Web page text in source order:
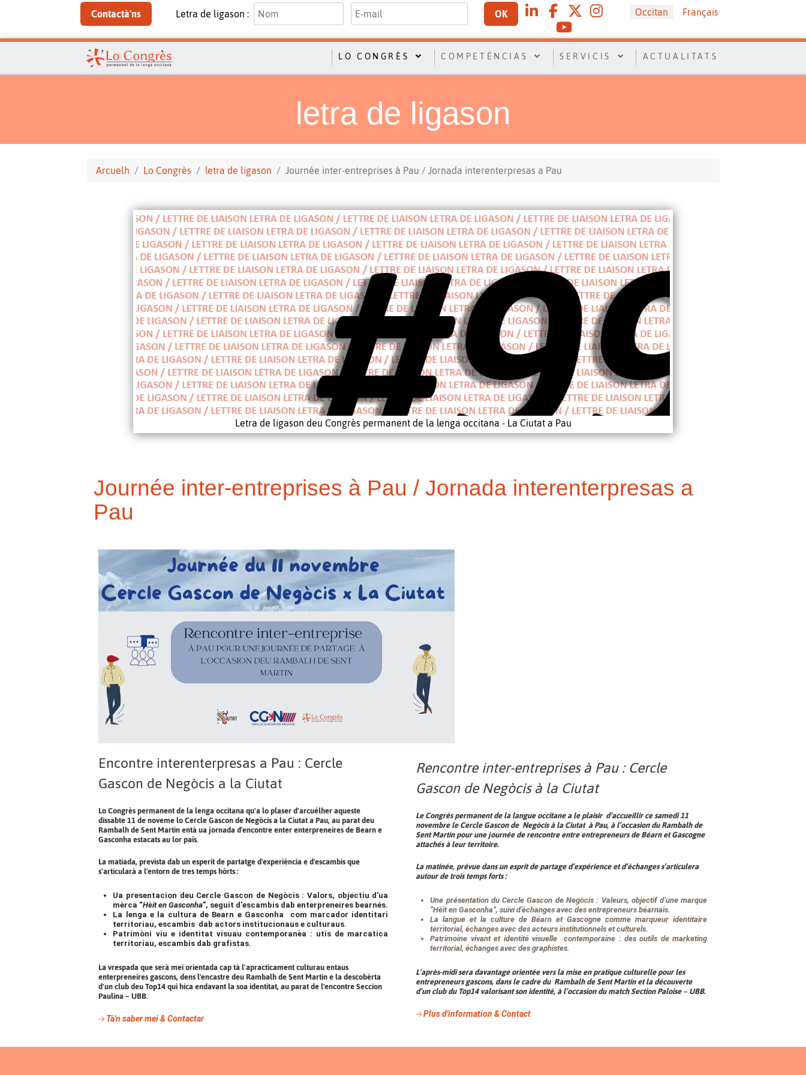
Contactà'ns Letra de ligason : OK Sélectionnez votre langue
Occitan Français
LO CONGRÈS COMPETÉNCIAS SERVICIS ACTUALITATS
letra de ligason
Arcuelh Lo Congrès letra de ligason Journée inter-entreprises à Pau / Jornada interenterpresas a Pau
Letra de ligason deu Congrès permanent de la lenga occitana - La Ciutat a Pau
Journée inter-entreprises à Pau / Jornada interenterpresas a
Pau
Encontre interenterpresas a Pau : Cercle
Gascon de Negòcis a la Ciutat
Lo Congrès permanent de la lenga occitana qu'a lo plaser d'arcuélher aqueste
dissabte 11 de noveme lo Cercle Gascon de Negòcis a la Ciutat a Pau, au parat deu
Rambalh de Sent Martin entà ua jornada d'encontre enter enterpreneires de Bearn e
Gasconha estacats au lor país.
La matiada, prevista dab un esperit de partatge d'experiéncia e d'escambis que
s'articularà a l'entorn de tres temps hòrts :
Ua presentacion deu Cercle Gascon de Negòcis : Valors, objectiu d'ua
mèrca “Hèit en Gasconha”, seguit d'escambis dab enterpreneires bearnés.
La lenga e la cultura de Bearn e Gasconha com marcador identitari
territoriau, escambis dab actors institucionaus e culturaus.
Patrimòni viu e identitat visuau contemporanèa : utís de marcatica
territoriau, escambis dab grafistas.
La vrespada que serà mei orientada cap tà l'apracticament culturau entaus
enterpreneires gascons, dens l'encastre deu Rambalh de Sent Martin e la descobèrta
d'un club deu Top14 qui hica endavant la soa identitat, au parat de l'encontre Seccion
Paulina – UBB.
Tà'n saber mei & Contactar
Rencontre inter-entreprises à Pau : Cercle
Gascon de Negòcis à la Ciutat
Le Congrès permanent de la langue occitane a le plaisir d’accueillir ce samedi 11
novembre le Cercle Gascon de Negòcis à la Ciutat à Pau, à l’occasion du Rambalh de
Sent Martin pour une journée de rencontre entre entrepreneurs de Béarn et Gascogne
attachés à leur territoire.
La matinée, prévue dans un esprit de partage d’expérience et d’échanges s’articulera
autour de trois temps forts :
Une présentation du Cercle Gascon de Negòcis : Valeurs, objectif d’une marque
“Hèit en Gasconha”, suivi d’échanges avec des entrepreneurs béarnais.
La langue et la culture de Béarn et Gascogne comme marqueur identitaire
territorial, échanges avec des acteurs institutionnels et culturels.
Patrimoine vivant et identité visuelle contemporaine : des outils de marketing
territorial, échanges avec des graphistes.
L’après-midi sera davantage orientée vers la mise en pratique culturelle pour les
entrepreneurs gascons, dans le cadre du Rambalh de Sent Martin et la découverte
d’un club du Top14 valorisant son identité, à l’occasion du match Section Paloise – UBB.
Plus d'information & Contact